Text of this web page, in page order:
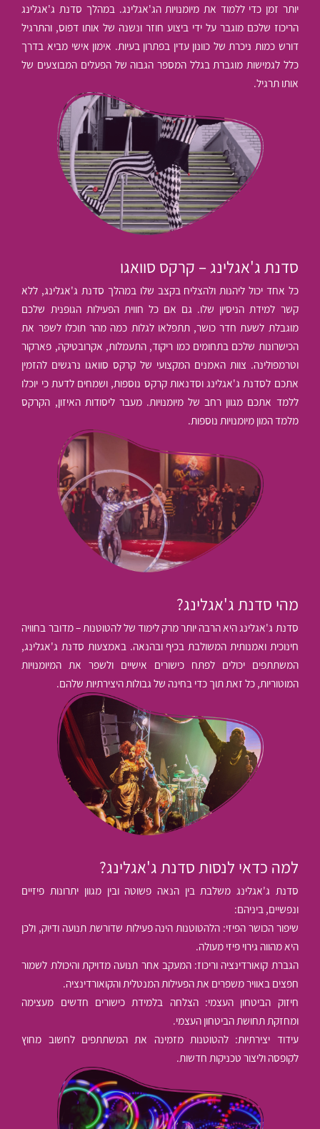
יותר זמן כדי ללמוד את מיומנויות הג'אגלינג. במהלך סדנת ג'אגלינג
הריכוז שלכם מוגבר על ידי ביצוע חוזר ונשנה של אותו דפוס, והתרגיל
דורש כמות ניכרת של כוונון עדין בפתרון בעיות. אימון אישי מביא בדרך
כלל לגמישות מוגברת בגלל המספר הגבוה של הפעלים המבוצעים של
אותו תרגיל.
סדנת ג'אגלינג – קרקס סוואגו
כל אחד יכול ליהנות ולהצליח בקצב שלו במהלך סדנת ג'אגלינג, ללא
קשר למידת הניסיון שלו. גם אם כל חווית הפעילות הגופנית שלכם
מוגבלת לשעת חדר כושר, תתפלאו לגלות כמה מהר תוכלו לשפר את
הכישרונות שלכם בתחומים כמו ריקוד, התעמלות, אקרובטיקה, פארקור
וטרמפולינה. צוות האמנים המקצועי של קרקס סוואגו נרגשים להזמין
אתכם לסדנת ג'אגלינג וסדנאות קרקס נוספות, ושמחים לדעת כי יוכלו
ללמד אתכם מגוון רחב של מיומנויות. מעבר ליסודות האיזון, הקרקס
מלמד המון מיומנויות נוספות.
מהי סדנת ג'אגלינג?
סדנת ג'אגלינג היא הרבה יותר מרק לימוד של להטוטנות – מדובר בחוויה
חינוכית ואמנותית המשולבת בכיף ובהנאה. באמצעות סדנת ג'אגלינג,
המשתתפים יכולים לפתח כישורים אישיים ולשפר את המיומנויות
המוטוריות, כל זאת תוך כדי בחינה של גבולות היצירתיות שלהם.
למה כדאי לנסות סדנת ג'אגלינג?
סדנת ג'אגלינג משלבת בין הנאה פשוטה ובין מגוון יתרונות פיזיים
ונפשיים, ביניהם:
שיפור הכושר הפיזי: הלהטוטנות הינה פעילות שדורשת תנועה ודיוק, ולכן
היא מהווה גירוי פיזי מעולה.
הגברת קואורדינציה וריכוז: המעקב אחר תנועה מדויקת והיכולת לשמור
חפצים באוויר משפרים את הפעילות המנטלית והקואורדינציה.
חיזוק הביטחון העצמי: הצלחה בלמידת כישורים חדשים מעצימה
ומחזקת תחושת הביטחון העצמי.
עידוד יצירתיות: להטוטנות מזמינה את המשתתפים לחשוב מחוץ
לקופסה וליצור טכניקות חדשות.